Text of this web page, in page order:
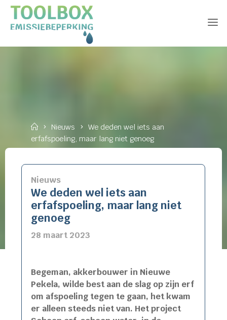
Skip
content
HomeNieuws
We deden wel iets aan
erfafspoeling, maar lang niet genoeg
Nieuws
We deden wel iets aan
erfafspoeling, maar lang niet
genoeg
28 maart 2023
Begeman, akkerbouwer in Nieuwe
Pekela, wilde best aan de slag op zijn erf
om afspoeling tegen te gaan, het kwam
er alleen steeds niet van. Het project